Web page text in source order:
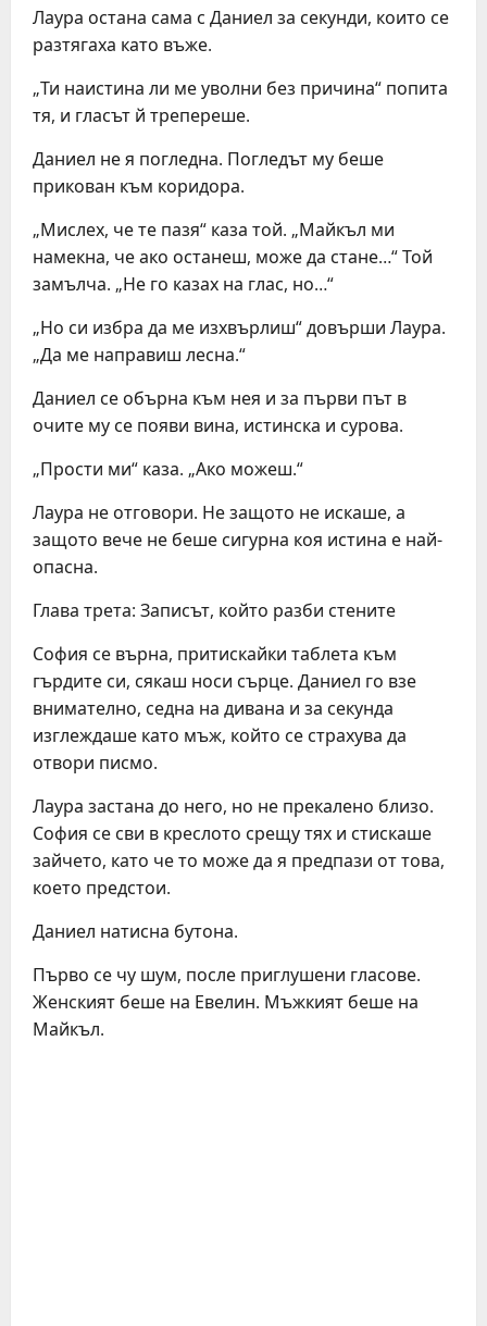
Лаура остана сама с Даниел за секунди, които се
разтягаха като въже.
„Ти наистина ли ме уволни без причина“ попита
тя, и гласът й трепереше.
Даниел не я погледна. Погледът му беше
прикован към коридора.
„Мислех, че те пазя“ каза той. „Майкъл ми
намекна, че ако останеш, може да стане…“ Той
замълча. „Не го казах на глас, но…“
„Но си избра да ме изхвърлиш“ довърши Лаура.
„Да ме направиш лесна.“
Даниел се обърна към нея и за първи път в
очите му се появи вина, истинска и сурова.
„Прости ми“ каза. „Ако можеш.“
Лаура не отговори. Не защото не искаше, а
защото вече не беше сигурна коя истина е най-
опасна.
Глава трета: Записът, който разби стените
София се върна, притискайки таблета към
гърдите си, сякаш носи сърце. Даниел го взе
внимателно, седна на дивана и за секунда
изглеждаше като мъж, който се страхува да
отвори писмо.
Лаура застана до него, но не прекалено близо.
София се сви в креслото срещу тях и стискаше
зайчето, като че то може да я предпази от това,
което предстои.
Даниел натисна бутона.
Първо се чу шум, после приглушени гласове.
Женският беше на Евелин. Мъжкият беше на
Майкъл.